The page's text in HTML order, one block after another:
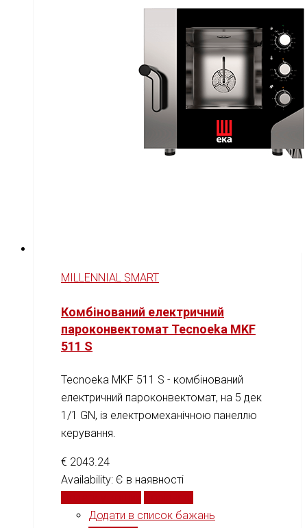
MILLENNIAL SMART
Комбінований електричний
пароконвектомат Tecnoeka MKF
511 S
Tecnoeka MKF 511 S - комбінований
електричний пароконвектомат, на 5 дек
1/1 GN, із електромеханічною панеллю
керування.
€ 2043.24
Availability: Є в наявності
Додати в список бажань